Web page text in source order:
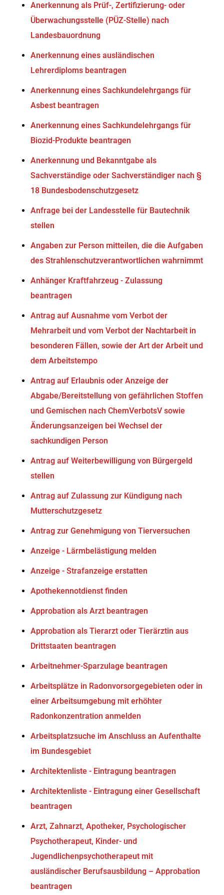
Anerkennung als Prüf-, Zertifizierung- oder
Überwachungsstelle (PÜZ-Stelle) nach
Landesbauordnung
Anerkennung eines ausländischen
Lehrerdiploms beantragen
Anerkennung eines Sachkundelehrgangs für
Asbest beantragen
Anerkennung eines Sachkundelehrgangs für
Biozid-Produkte beantragen
Anerkennung und Bekanntgabe als
Sachverständige oder Sachverständiger nach §
18 Bundesbodenschutzgesetz
Anfrage bei der Landesstelle für Bautechnik
stellen
Angaben zur Person mitteilen, die die Aufgaben
des Strahlenschutzverantwortlichen wahrnimmt
Anhänger Kraftfahrzeug - Zulassung
beantragen
Antrag auf Ausnahme vom Verbot der
Mehrarbeit und vom Verbot der Nachtarbeit in
besonderen Fällen, sowie der Art der Arbeit und
dem Arbeitstempo
Antrag auf Erlaubnis oder Anzeige der
Abgabe/Bereitstellung von gefährlichen Stoffen
und Gemischen nach ChemVerbotsV sowie
Änderungsanzeigen bei Wechsel der
sachkundigen Person
Antrag auf Weiterbewilligung von Bürgergeld
stellen
Antrag auf Zulassung zur Kündigung nach
Mutterschutzgesetz
Antrag zur Genehmigung von Tierversuchen
Anzeige - Lärmbelästigung melden
Anzeige - Strafanzeige erstatten
Apothekennotdienst finden
Approbation als Arzt beantragen
Approbation als Tierarzt oder Tierärztin aus
Drittstaaten beantragen
Arbeitnehmer-Sparzulage beantragen
Arbeitsplätze in Radonvorsorgegebieten oder in
einer Arbeitsumgebung mit erhöhter
Radonkonzentration anmelden
Arbeitsplatzsuche im Anschluss an Aufenthalte
im Bundesgebiet
Architektenliste - Eintragung beantragen
Architektenliste - Eintragung einer Gesellschaft
beantragen
Arzt, Zahnarzt, Apotheker, Psychologischer
Psychotherapeut, Kinder- und
Jugendlichenpsychotherapeut mit
ausländischer Berufsausbildung – Approbation
beantragen